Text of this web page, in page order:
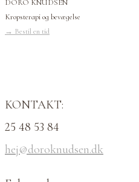
DORO KNUDSEN
Kropsterapi og bevægelse
→ Bestil en tid
KONTAKT:
25 48 53 84
hej@doroknudsen.dk